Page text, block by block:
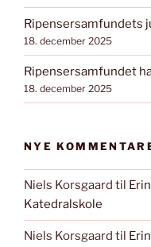
Ripensersamfundets
18. december 2025
Ripensersamfundet
18. december 2025
NYE
Niels Korsgaard til
Katedralskole
Niels Korsgaard til